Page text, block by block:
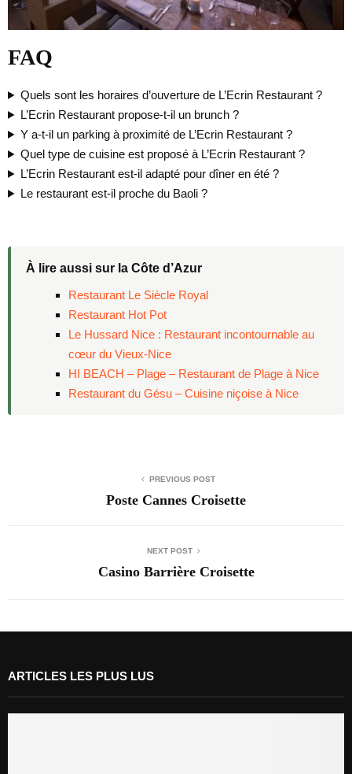
FAQ
Quels sont les horaires d’ouverture de L’Ecrin Restaurant ?
L’Ecrin Restaurant propose-t-il un brunch ?
Y a-t-il un parking à proximité de L’Ecrin Restaurant ?
Quel type de cuisine est proposé à L’Ecrin Restaurant ?
L’Ecrin Restaurant est-il adapté pour dîner en été ?
Le restaurant est-il proche du Baoli ?
À lire aussi sur la Côte d’Azur
Restaurant Le Siècle Royal
Restaurant Hot Pot
Le Hussard Nice : Restaurant incontournable au
cœur du Vieux-Nice
HI BEACH – Plage – Restaurant de Plage à Nice
Restaurant du Gésu – Cuisine niçoise à Nice
PREVIOUS POST
Poste Cannes Croisette
NEXT POST
Casino Barrière Croisette
ARTICLES LES PLUS LUS